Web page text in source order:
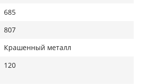
685
807
Крашенный металл
120